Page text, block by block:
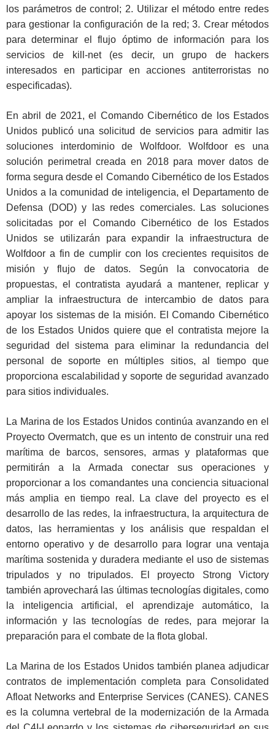
los parámetros de control; 2. Utilizar el método entre redes
para gestionar la configuración de la red; 3. Crear métodos
para determinar el flujo óptimo de información para los
servicios de kill-net (es decir, un grupo de hackers
interesados en participar en acciones antiterroristas no
especificadas).
En abril de 2021, el Comando Cibernético de los Estados
Unidos publicó una solicitud de servicios para admitir las
soluciones interdominio de Wolfdoor. Wolfdoor es una
solución perimetral creada en 2018 para mover datos de
forma segura desde el Comando Cibernético de los Estados
Unidos a la comunidad de inteligencia, el Departamento de
Defensa (DOD) y las redes comerciales. Las soluciones
solicitadas por el Comando Cibernético de los Estados
Unidos se utilizarán para expandir la infraestructura de
Wolfdoor a fin de cumplir con los crecientes requisitos de
misión y flujo de datos. Según la convocatoria de
propuestas, el contratista ayudará a mantener, replicar y
ampliar la infraestructura de intercambio de datos para
apoyar los sistemas de la misión. El Comando Cibernético
de los Estados Unidos quiere que el contratista mejore la
seguridad del sistema para eliminar la redundancia del
personal de soporte en múltiples sitios, al tiempo que
proporciona escalabilidad y soporte de seguridad avanzado
para sitios individuales.
La Marina de los Estados Unidos continúa avanzando en el
Proyecto Overmatch, que es un intento de construir una red
marítima de barcos, sensores, armas y plataformas que
permitirán a la Armada conectar sus operaciones y
proporcionar a los comandantes una conciencia situacional
más amplia en tiempo real. La clave del proyecto es el
desarrollo de las redes, la infraestructura, la arquitectura de
datos, las herramientas y los análisis que respaldan el
entorno operativo y de desarrollo para lograr una ventaja
marítima sostenida y duradera mediante el uso de sistemas
tripulados y no tripulados. El proyecto Strong Victory
también aprovechará las últimas tecnologías digitales, como
la inteligencia artificial, el aprendizaje automático, la
información y las tecnologías de redes, para mejorar la
preparación para el combate de la flota global.
La Marina de los Estados Unidos también planea adjudicar
contratos de implementación completa para Consolidated
Afloat Networks and Enterprise Services (CANES). CANES
es la columna vertebral de la modernización de la Armada